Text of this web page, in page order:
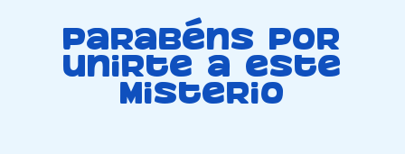
Parabéns por
unirte a este
misterio